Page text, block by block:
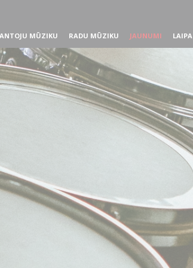
MŪZIKU RADU MŪZIKU JAUNUMI LAIPA